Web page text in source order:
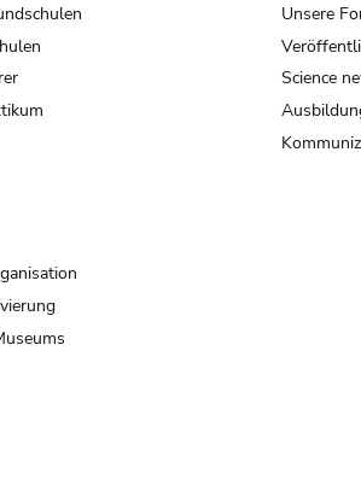
Unsere
Science